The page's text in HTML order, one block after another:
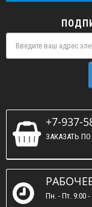
+7-937-
ЗАКАЗАТЬ
Пн. - Пт. 9:00 -